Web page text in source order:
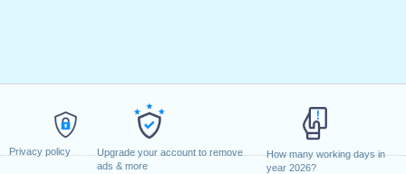
Privacy policy
Upgrade your account to remove
ads & more
How many working days in
year 2026?